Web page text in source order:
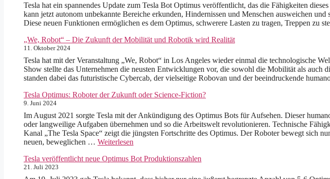
Tesla hat ein spannendes Update zum Tesla Bot Optimus veröffentlicht, das die Fähigkeiten
kann jetzt autonom unbekannte Bereiche erkunden, Hindernissen und Menschen ausweichen
Diese neuen Funktionen ermöglichen es dem Optimus, schwerere Lasten zu tragen, Treppen zu
„We, Robot“ – Die Zukunft der Mobilität und Robotik wird Realität
11. Oktober 2024
Tesla hat mit der Veranstaltung „We, Robot“ in Los Angeles wieder einmal die technologische
Show stellte das Unternehmen die neusten Entwicklungen vor, die sowohl die Mobilität als auch
standen dabei das futuristische Cybercab, der vielseitige Robovan und der beeindruckende
Tesla Optimus: Roboter der Zukunft oder Science-Fiction?
9. Juni 2024
Im August 2021 sorgte Tesla mit der Ankündigung des Optimus Bots für Aufsehen. Dieser
oder langweilige Aufgaben übernehmen und so die Arbeitswelt revolutionieren. Technische
Kanal „The Tesla Space“ zeigt die jüngsten Fortschritte des Optimus. Der Roboter bewegt sich
neuen, beweglichen … Weiterlesen
Tesla veröffentlicht neue Optimus Bot Produktionszahlen
21. Juli 2023